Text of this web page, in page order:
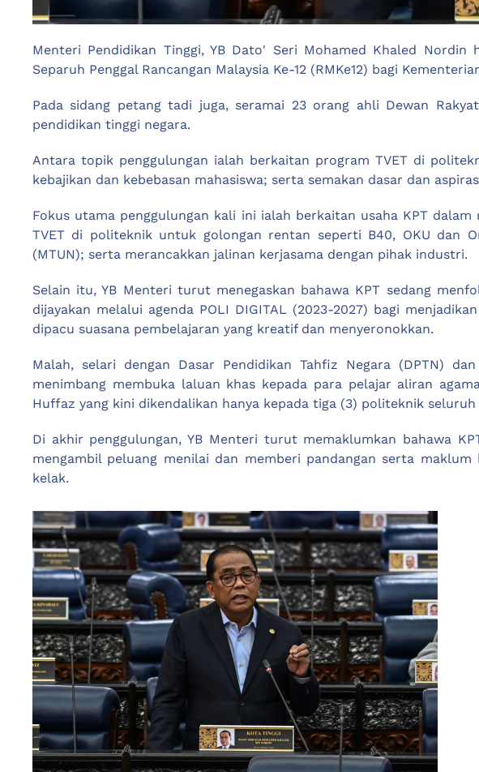
Menteri Pendidikan Tinggi, YB Dato' Seri Mohamed Khaled
Separuh Penggal Rancangan Malaysia Ke-12 (RMKe12) bagi
Pada sidang petang tadi juga, seramai 23 orang ahli Dewan
pendidikan tinggi negara.
Antara topik penggulungan ialah berkaitan program TVET di
kebajikan dan kebebasan mahasiswa; serta semakan dasar dan
Fokus utama penggulungan kali ini ialah berkaitan usaha KPT
TVET di politeknik untuk golongan rentan seperti B40, OKU dan
(MTUN); serta merancakkan jalinan kerjasama dengan pihak industri.
Selain itu, YB Menteri turut menegaskan bahawa KPT sedang
dijayakan melalui agenda POLI DIGITAL (2023-2027) bagi
dipacu suasana pembelajaran yang kreatif dan menyeronokkan.
Malah, selari dengan Dasar Pendidikan Tahfiz Negara (DPTN)
menimbang membuka laluan khas kepada para pelajar aliran
Huffaz yang kini dikendalikan hanya kepada tiga (3) politeknik seluruh
Di akhir penggulungan, YB Menteri turut memaklumkan bahawa
mengambil peluang menilai dan memberi pandangan serta
kelak.